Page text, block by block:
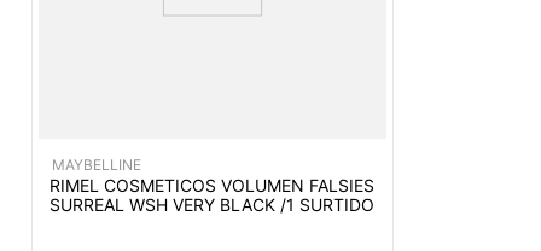
MAYBELLINE
RIMEL COSMETICOS VOLUMEN FALSIES
SURREAL WSH VERY BLACK /1 SURTIDO